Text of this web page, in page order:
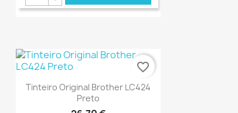
Ver+
Tinteiro Original Brother LC424
Preto
favorite_border